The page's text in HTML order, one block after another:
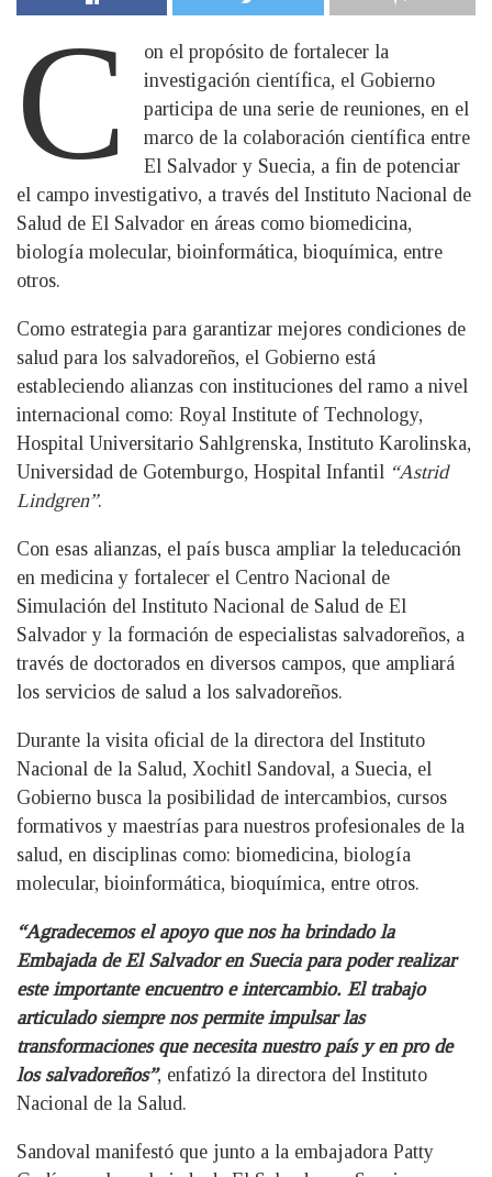
C
on el propósito de fortalecer la
investigación científica, el Gobierno
participa de una serie de reuniones, en el
marco de la colaboración científica entre
El Salvador y Suecia, a fin de potenciar
el campo investigativo, a través del Instituto Nacional de
Salud de El Salvador en áreas como biomedicina,
biología molecular, bioinformática, bioquímica, entre
otros.
Como estrategia para garantizar mejores condiciones de
salud para los salvadoreños, el Gobierno está
estableciendo alianzas con instituciones del ramo a nivel
internacional como: Royal Institute of Technology,
Hospital Universitario Sahlgrenska, Instituto Karolinska,
Universidad de Gotemburgo, Hospital Infantil “Astrid
Lindgren”.
Con esas alianzas, el país busca ampliar la teleducación
en medicina y fortalecer el Centro Nacional de
Simulación del Instituto Nacional de Salud de El
Salvador y la formación de especialistas salvadoreños, a
través de doctorados en diversos campos, que ampliará
los servicios de salud a los salvadoreños.
Durante la visita oficial de la directora del Instituto
Nacional de la Salud, Xochitl Sandoval, a Suecia, el
Gobierno busca la posibilidad de intercambios, cursos
formativos y maestrías para nuestros profesionales de la
salud, en disciplinas como: biomedicina, biología
molecular, bioinformática, bioquímica, entre otros.
“Agradecemos el apoyo que nos ha brindado la
Embajada de El Salvador en Suecia para poder realizar
este importante encuentro e intercambio. El trabajo
articulado siempre nos permite impulsar las
transformaciones que necesita nuestro país y en pro de
los salvadoreños”, enfatizó la directora del Instituto
Nacional de la Salud.
Sandoval manifestó que junto a la embajadora Patty